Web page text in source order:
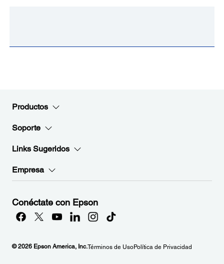
Productos
Soporte
Links Sugeridos
Empresa
Conéctate con Epson
© 2026 Epson America, Inc.Términos de UsoPolítica de Privacidad